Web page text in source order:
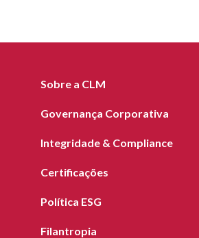
Sobre a CLM
Governança Corporativa
Integridade & Compliance
Certificações
Política ESG
Filantropia